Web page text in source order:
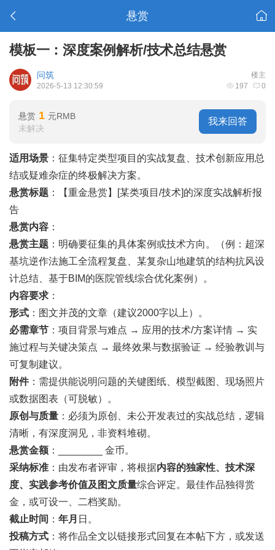
悬赏
模板一：深度案例解析/技术总结悬赏
楼主
问筑
197 0
2026-5-13 12:30:59
我来回答
悬赏 1 元RMB
未解决
适用场景 ：征集特定类型项目的实战复盘、技术创新应用总
结或疑难杂症的终极解决方案。
悬赏标题 ：【重金悬赏】[某类项目/技术]的深度实战解析报
告
悬赏内容 ：
悬赏主题 ：明确要征集的具体案例或技术方向。（例：超深
基坑逆作法施工全流程复盘、某复杂山地建筑的结构抗风设
计总结、基于BIM的医院管线综合优化案例）。
内容要求 ：
形式 ：图文并茂的文章（建议2000字以上）。
必需章节 ：项目背景与难点 → 应用的技术/方案详情 → 实
施过程与关键决策点 → 最终效果与数据验证 → 经验教训与
可复制建议。
附件：需提供能说明问题的关键图纸、模型截图、现场照片
或数据图表（可脱敏）。
原创与质量 ：必须为原创、未公开发表过的实战总结，逻辑
清晰，有深度洞见，非资料堆砌。
悬赏金额 ：________ 金币。
采纳标准 ：由发布者评审，将根据内容的独家性、技术深
度、实践参考价值及图文质量综合评定。最佳作品独得赏
金，或可设一、二档奖励。
截止时间 ： 年月 日。
投稿方式 ：将作品全文以链接形式回复在本帖下方，或发送